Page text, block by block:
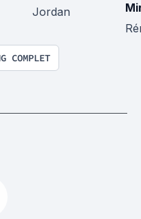
Jordan
COMPLET